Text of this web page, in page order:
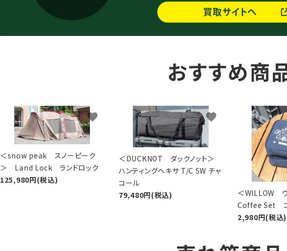
おすすめ商
＜snow peak スノーピーク
＞ Land Lock ランドロック
125,980円(税込)
favorite
＜DUCKNOT ダックノット＞
ハンティングヘキサ T/C SW チャ
コール
79,480円(税込)
favorite
＜WILLOW
Coffee Set コ
2,980円(税込)